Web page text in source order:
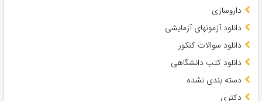
داروسازی
دانلود آزمونهای آزمایشی
دانلود سوالات کنکور
دانلود کتب دانشگاهی
دسته بندی نشده
دکتری